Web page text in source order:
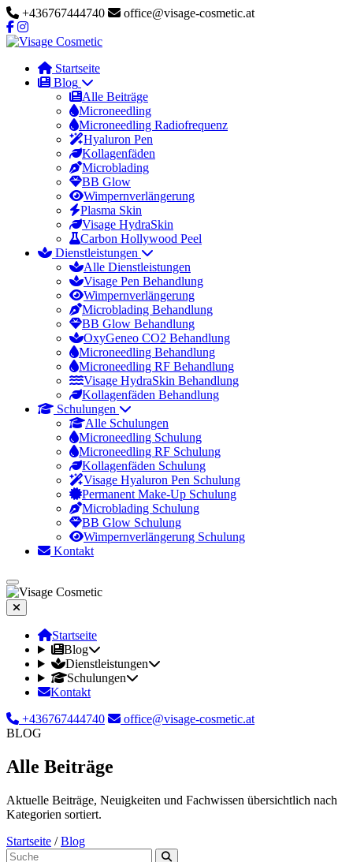
+436767444740 office@visage-cosmetic.at
Startseite
Blog
Alle Beiträge
Microneedling
Microneedling Radiofrequenz
Hyaluron Pen
Kollagenfäden
Microblading
BB Glow
Wimpernverlängerung
Plasma Skin
Visage HydraSkin
Carbon Hollywood Peel
Dienstleistungen
Alle Dienstleistungen
Visage Pen Behandlung
Wimpernverlängerung
Microblading Behandlung
BB Glow Behandlung
OxyGeneo CO2 Behandlung
Microneedling Behandlung
Microneedling RF Behandlung
Visage HydraSkin Behandlung
Kollagenfäden Behandlung
Schulungen
Alle Schulungen
Microneedling Schulung
Microneedling RF Schulung
Kollagenfäden Schulung
Visage Hyaluron Pen Schulung
Permanent Make-Up Schulung
Microblading Schulung
BB Glow Schulung
Wimpernverlängerung Schulung
Kontakt
Startseite
Blog
Dienstleistungen
Schulungen
Kontakt
+436767444740
office@visage-cosmetic.at
BLOG
Alle Beiträge
Aktuelle Beiträge, Neuigkeiten und Fachwissen übersichtlich nach
Kategorien sortiert.
Startseite / Blog
Blog durchsuchen